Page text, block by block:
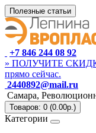
Полезные статьи
+7 846 244 08 92
» ПОЛУЧИТЕ
прямо сейчас.
2440892@mail.ru
Самара,
Товаров: 0 (0.00р.)
Категории